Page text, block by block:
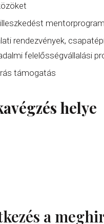
rendezvények,
felelősségvállalási
támogatás
helye
a